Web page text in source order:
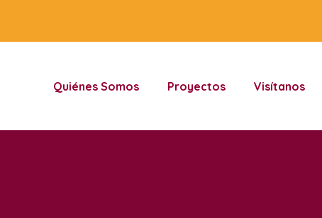
Quiénes Somos Proyectos Visítanos